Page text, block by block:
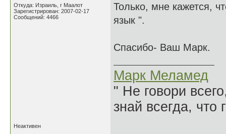
Откуда: Израиль, г Маалот
Зарегистрирован: 2007-02-17
Сообщений: 4466
Только, мне кажется,
язык ".
Спасибо- Ваш Марк.
Марк Меламед
" Не говори
знай всегда, что
Неактивен